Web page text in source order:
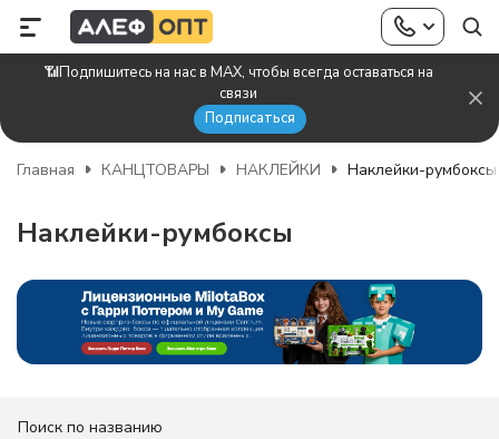
📶Подпишитесь на нас в MAX, чтобы всегда оставаться на
связи
Подписаться
Главная КАНЦТОВАРЫ НАКЛЕЙКИ Наклейки-румбоксы
Наклейки-румбоксы
Поиск по названию